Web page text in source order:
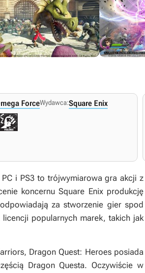
ForceWydawca:Square Enix
PC i PS3 to trójwymiarowa gra akcji z
koncernu Square Enix produkcję
za stworzenie gier spod
popularnych marek, takich jak
, Dragon Quest: Heroesposiada
Dragon Questa. Oczywiście w